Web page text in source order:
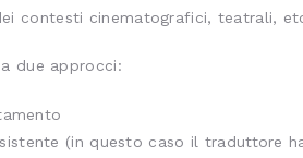
contesti cinematografici, teatrali,
due approcci:
(in questo caso il traduttore